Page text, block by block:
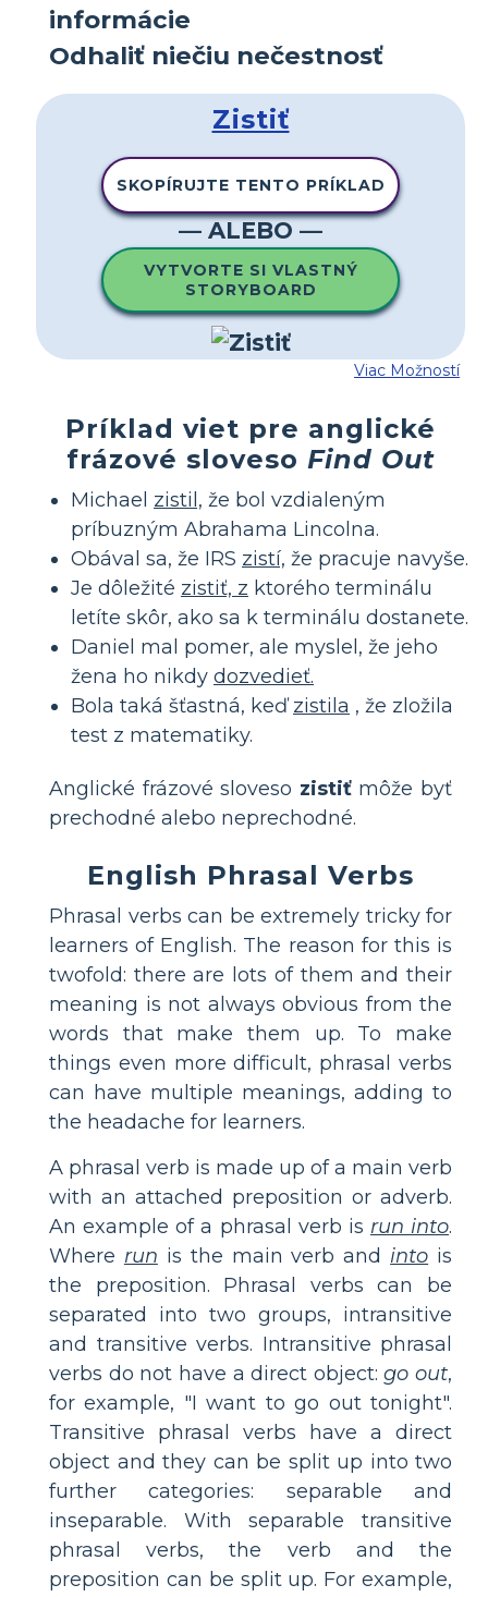
informácie
Odhaliť niečiu nečestnosť
Zistiť
SKOPÍRUJTE TENTO PRÍKLAD
— ALEBO —
VYTVORTE SI VLASTNÝ
STORYBOARD
Viac Možností
Príklad viet pre anglické
frázové sloveso Find Out
Michael zistil, že bol vzdialeným
príbuzným Abrahama Lincolna.
Obával sa, že IRS zistí, že pracuje navyše.
Je dôležité zistiť, z ktorého terminálu
letíte skôr, ako sa k terminálu dostanete.
Daniel mal pomer, ale myslel, že jeho
žena ho nikdy dozvedieť.
Bola taká šťastná, keďzistila , že zložila
test z matematiky.
Anglické frázové sloveso zistiťmôže byť
prechodné alebo neprechodné.
English Phrasal Verbs
Phrasal verbs can be extremely tricky for
learners of English. The reason for this is
twofold: there are lots of them and their
meaning is not always obvious from the
words that make them up. To make
things even more difficult, phrasal verbs
can have multiple meanings, adding to
the headache for learners.
A phrasal verb is made up of a main verb
with an attached preposition or adverb.
An example of a phrasal verb is run into.
Where run is the main verb and into is
the preposition. Phrasal verbs can be
separated into two groups, intransitive
and transitive verbs. Intransitive phrasal
verbs do not have a direct object:go out,
for example, "I want to go out tonight".
Transitive phrasal verbs have a direct
object and they can be split up into two
further categories: separable and
inseparable. With separable transitive
phrasal verbs, the verb and the
preposition can be split up. For example,